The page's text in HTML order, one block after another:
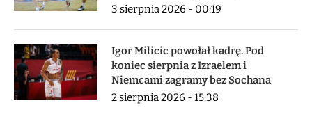
3 sierpnia 2026 - 00:19
Igor Milicic powołał kadrę. Pod
koniec sierpnia z Izraelem i
Niemcami zagramy bez Sochana
2 sierpnia 2026 - 15:38